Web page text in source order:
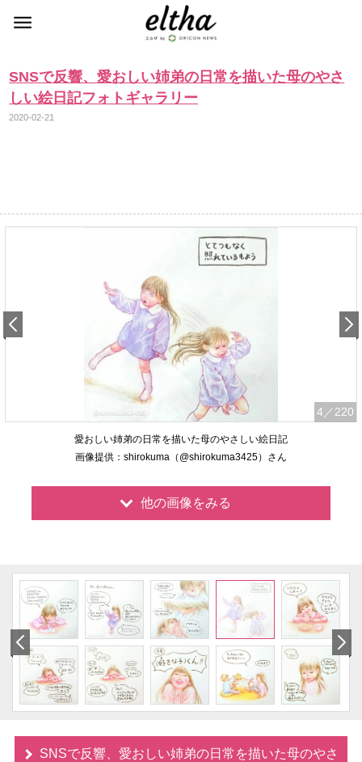
SNSで反響、愛おしい姉弟の日常を描いた母のやさ
しい絵日記フォトギャラリー
2020-02-21
4 ／220
愛おしい姉弟の日常を描いた母のやさしい絵日記
画像提供：shirokuma（@shirokuma3425）さん
他の画像をみる
SNSで反響、愛おしい姉弟の日常を描いた母のやさ